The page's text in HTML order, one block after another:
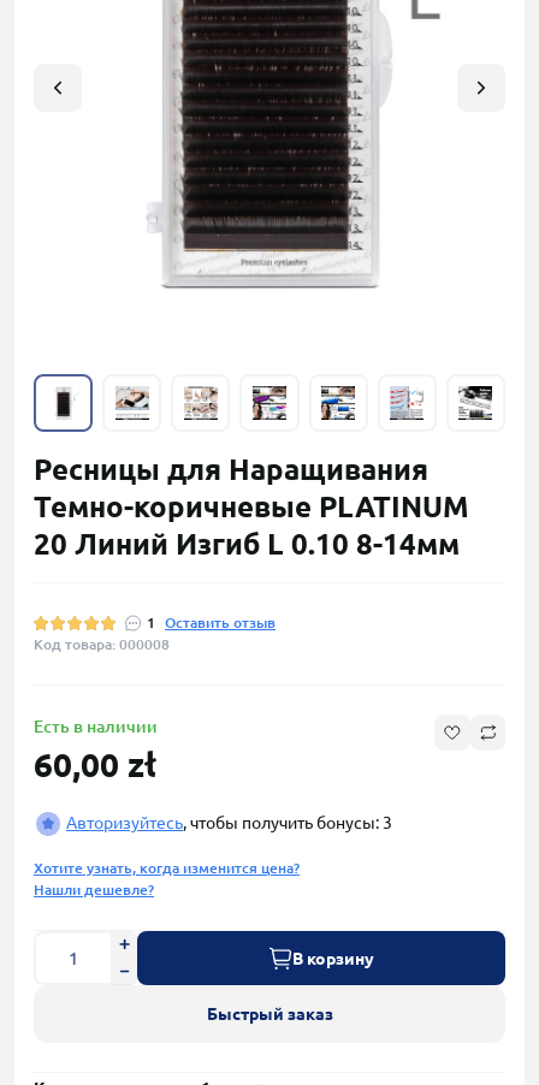
Ресницы для Наращивания
Темно-коричневые PLATINUM
20 Линий Изгиб L 0.10 8-14мм
1
Оставить отзыв
Код товара: 000008
Есть в наличии
60,00 zł
Авторизуйтесь, чтобы получить бонусы: 3
Хотите узнать, когда изменится цена?
Нашли дешевле?
В корзину
Быстрый заказ